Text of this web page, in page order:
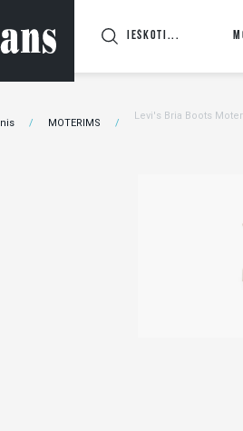
MOTERIMS
Levi's Bria Boots